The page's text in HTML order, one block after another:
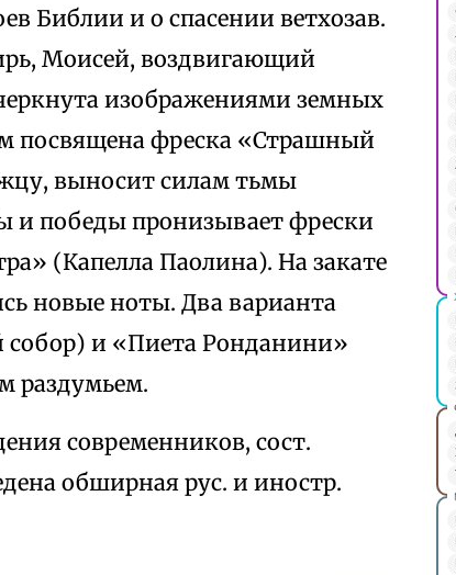
Библии и о спасении ветхозав.
Моисей, воздвигающий
изображениями земных
посвящена фреска «Страшный
выносит силам тьмы
и победы пронизывает фрески
(Капелла Паолина). На закате
новые ноты. Два варианта
и «Пиета Ронданини»
раздумьем.
современников, сост.
обширная рус. и иностр.